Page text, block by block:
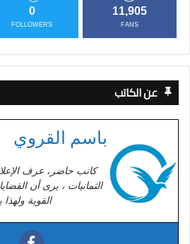
11,905
FANS
0
FOLLOWERS
عن الكاتب
باسم القروي
كاتب حاضر، عرف
الثمانيات ، يرى أن
القوية